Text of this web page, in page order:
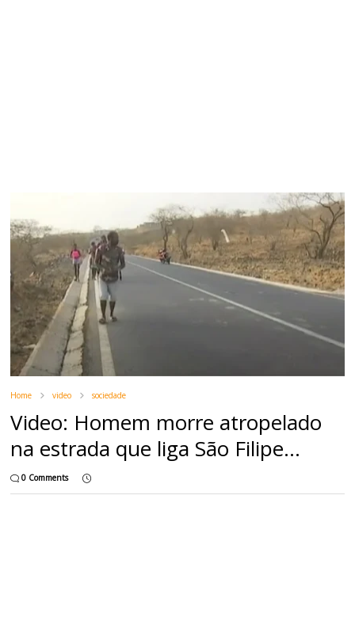
Home video sociedade
Video: Homem morre atropelado
na estrada que liga São Filipe...
0 Comments